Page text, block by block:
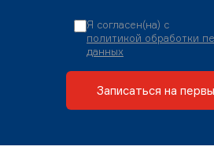
Я согласен(на) с
политикой обработки
данных
Записаться на